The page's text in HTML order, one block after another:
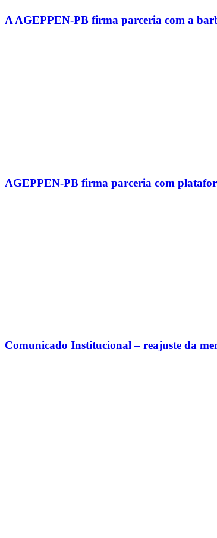
A AGEPPEN-PB firma parceria com a
AGEPPEN-PB firma parceria com
Comunicado Institucional – reajuste da